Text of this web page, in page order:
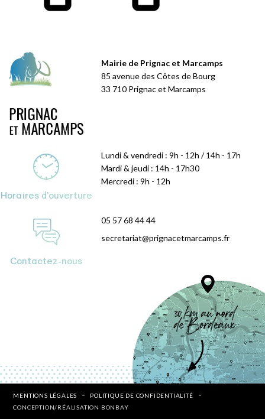
Mairie de Prignac et Marcamps
85 avenue des Côtes de Bourg
33 710 Prignac et Marcamps
Horaires d'ouverture
Lundi & vendredi : 9h - 12h / 14h - 17h
Mardi & jeudi : 14h - 17h30
Mercredi : 9h - 12h
Contactez-nous
05 57 68 44 44
secretariat@prignacetmarcamps.fr
MENTIONS LÉGALES
POLITIQUE DE CONFIDENTIALITÉ
CONCEPTION/RÉALISATION BONBAY